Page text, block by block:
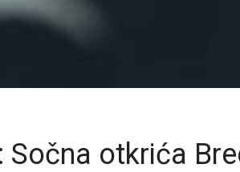
Sočna otkrića